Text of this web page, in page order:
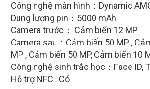
Công nghệ màn hình： Dynamic
Dung lượng pin：5000 mAh
Camera trước： Cảm biến 12 MP
Camera sau：Cảm biến 50 MP ,
MP , Cảm biến 50 MP, Cảm biến 10
Công nghệ sinh trắc học： Face ID,
Hỗ trợ NFC : Có